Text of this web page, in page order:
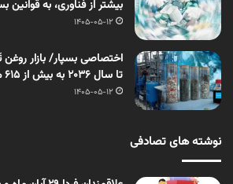
بیشتر از فناوری، به قوانین
1405-05-12
اختصاصی بسپار/ بازار
تا سال ۲۰۳۶ به بیش از ۶۱۵ میلیون دلار می‌رسد
1405-05-12
نوشته های تصادفی